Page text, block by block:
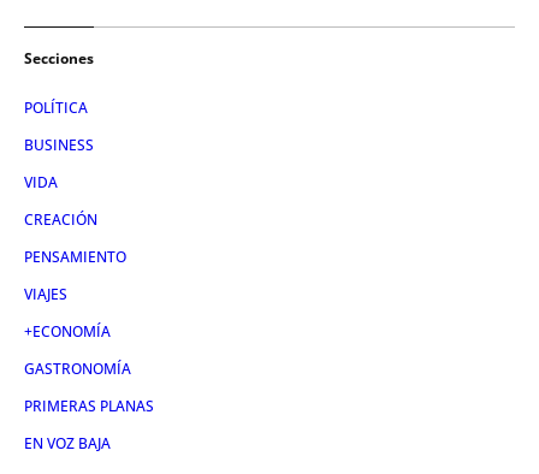
Secciones
POLÍTICA
BUSINESS
VIDA
CREACIÓN
PENSAMIENTO
VIAJES
+ECONOMÍA
GASTRONOMÍA
PRIMERAS PLANAS
EN VOZ BAJA